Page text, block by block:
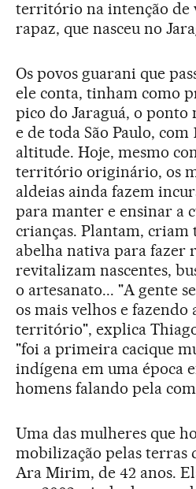
território na intenção de
rapaz, que nasceu no
Os povos guarani que
ele conta, tinham como
pico do Jaraguá, o ponto
e de toda São Paulo, com
altitude. Hoje, mesmo
território originário, os
aldeias ainda fazem
para manter e ensinar a
crianças. Plantam, criam
abelha nativa para fazer
revitalizam nascentes,
o artesanato... "A gente
os mais velhos e fazendo
território", explica
"foi a primeira cacique
indígena em uma época
homens falando pela
Uma das mulheres que
mobilização pelas terras
Ara Mirim, de 42 anos.